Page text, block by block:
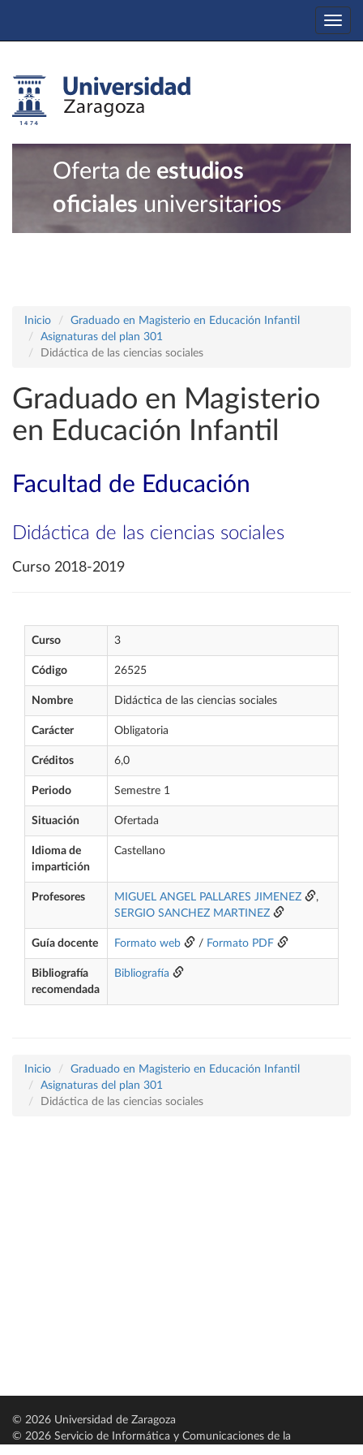
Oferta de estudios
oficiales universitarios
Inicio
Graduado en Magisterio en Educación Infantil
Asignaturas del plan 301
Didáctica de las ciencias sociales
Graduado en Magisterio
en Educación Infantil
Facultad de Educación
Didáctica de las ciencias sociales
Curso 2018-2019
Curso 3
Código 26525
Nombre Didáctica de las ciencias sociales
Carácter Obligatoria
Créditos 6,0
Periodo Semestre 1
Situación Ofertada
Idioma de
impartición
Castellano
Profesores MIGUEL ANGEL PALLARES JIMENEZ
,
SERGIO SANCHEZ MARTINEZ
Guía docente Formato web / Formato PDF
Bibliografía
recomendada
Bibliografía
Inicio
Graduado en Magisterio en Educación Infantil
Asignaturas del plan 301
Didáctica de las ciencias sociales
© 2026 Universidad de Zaragoza
© 2026 Servicio de Informática y Comunicaciones de la